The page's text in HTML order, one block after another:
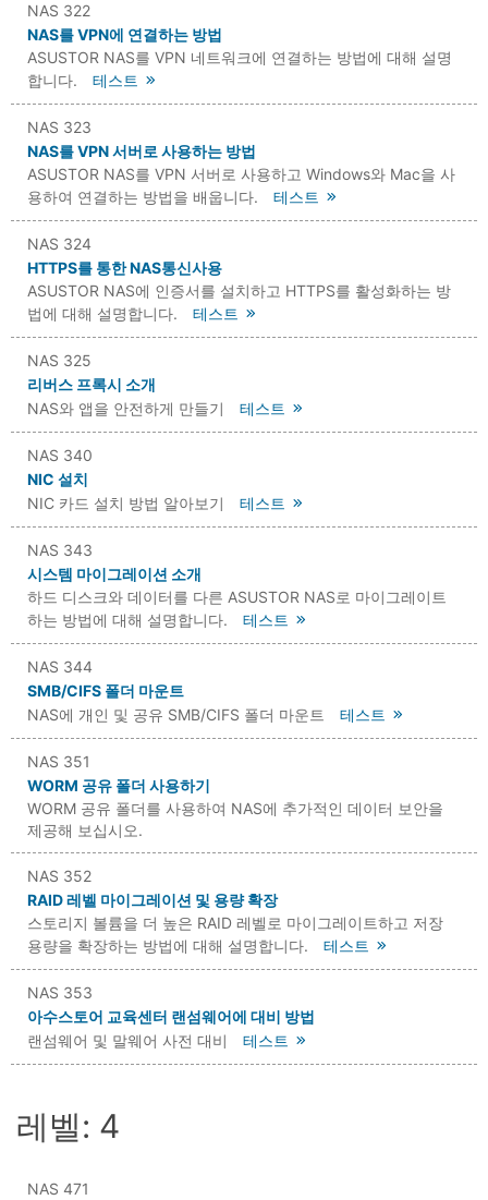
NAS 322
NAS를 VPN에 연결하는 방법
ASUSTOR NAS를 VPN 네트워크에 연결하는 방법에 대해 설명
합니다.
테스트
NAS 323
NAS를 VPN 서버로 사용하는 방법
ASUSTOR NAS를 VPN 서버로 사용하고 Windows와 Mac을 사
용하여 연결하는 방법을 배웁니다.
테스트
NAS 324
HTTPS를 통한 NAS통신사용
ASUSTOR NAS에 인증서를 설치하고 HTTPS를 활성화하는 방
법에 대해 설명합니다.
테스트
NAS 325
리버스 프록시 소개
NAS와 앱을 안전하게 만들기
테스트
NAS 340
NIC 설치
NIC 카드 설치 방법 알아보기
테스트
NAS 343
시스템 마이그레이션 소개
하드 디스크와 데이터를 다른 ASUSTOR NAS로 마이그레이트
하는 방법에 대해 설명합니다.
테스트
NAS 344
SMB/CIFS 폴더 마운트
NAS에 개인 및 공유 SMB/CIFS 폴더 마운트
테스트
NAS 351
WORM 공유 폴더 사용하기
WORM 공유 폴더를 사용하여 NAS에 추가적인 데이터 보안을
제공해 보십시오.
NAS 352
RAID 레벨 마이그레이션 및 용량 확장
스토리지 볼륨을 더 높은 RAID 레벨로 마이그레이트하고 저장
용량을 확장하는 방법에 대해 설명합니다.
테스트
NAS 353
아수스토어 교육센터 랜섬웨어에 대비 방법
랜섬웨어 및 말웨어 사전 대비
테스트
레벨: 4
NAS 471